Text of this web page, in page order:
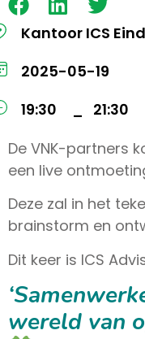
Kantoor ICS
2025-05-19
19:30
– 21:30
De VNK-partners
een live
Deze zal in het
brainstorm en
Dit keer is ICS
wereld van